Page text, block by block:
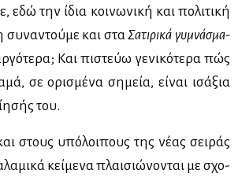
εδώ την ίδια κοι­νω­νι­κή και πο­λι­τι­κή
συ­να­ντού­με και σταΣα­τι­ρι­κά γυ­μνά­σμα­
Και πι­στεύω γε­νι­κό­τε­ρα πώς
σε ορι­σμέ­να ση­μεία, εί­ναι ισά­ξια
του.
στους υπό­λοι­πους της νέ­ας σει­ράς
κεί­με­να πλαι­σιώ­νο­νται με σχο­